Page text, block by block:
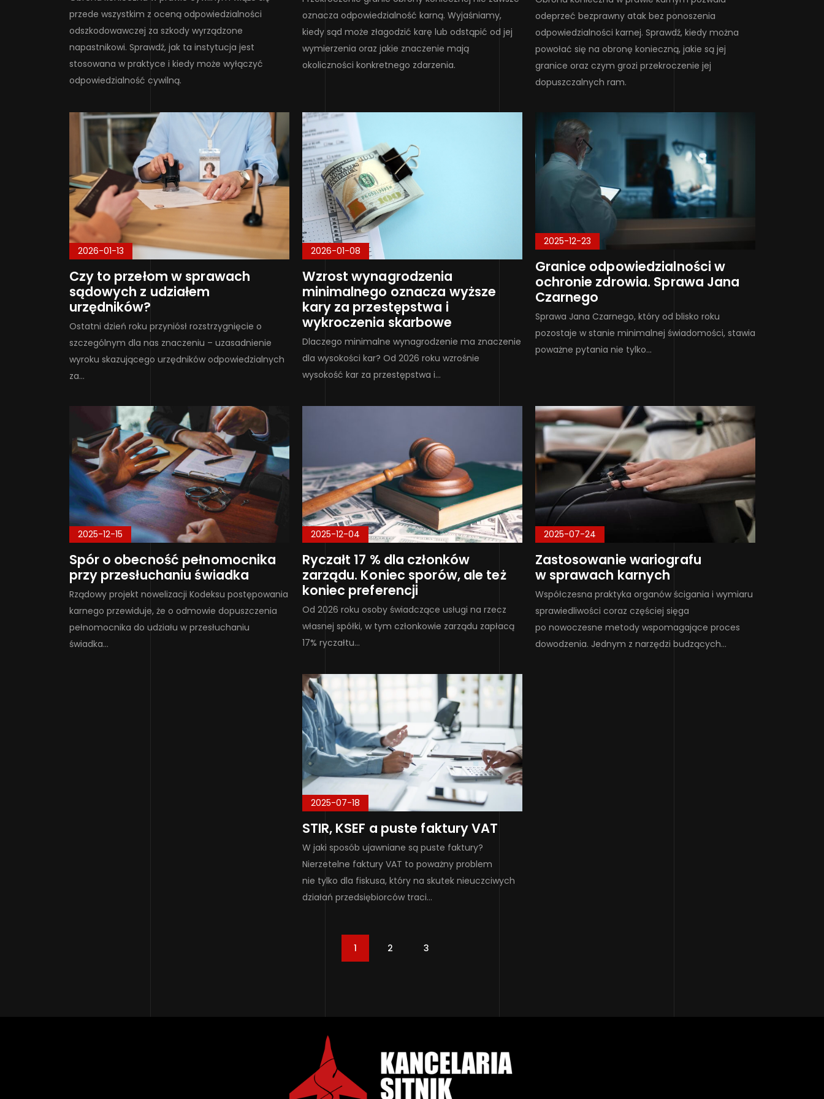
przede wszystkim z oceną odpowiedzialności
odszkodowawczej za szkody wyrządzone
napastnikowi. Sprawdź, jak ta instytucja jest
stosowana w praktyce i kiedy może wyłączyć
odpowiedzialność cywilną.
oznacza odpowiedzialność karną. Wyjaśniamy,
kiedy sąd może złagodzić karę lub odstąpić od jej
wymierzenia oraz jakie znaczenie mają
okoliczności konkretnego zdarzenia.
odeprzeć bezprawny atak bez ponoszenia
odpowiedzialności karnej. Sprawdź, kiedy można
powołać się na obronę konieczną, jakie są jej
granice oraz czym grozi przekroczenie jej
dopuszczalnych ram.
2026-01-13
Czy to przełom w sprawach
sądowych z udziałem
urzędników?
Ostatni dzień roku przyniósł rozstrzygnięcie o
szczególnym dla nas znaczeniu – uzasadnienie
wyroku skazującego urzędników odpowiedzialnych
za…
2026-01-08
Wzrost wynagrodzenia
minimalnego oznacza wyższe
kary za przestępstwa i
wykroczenia skarbowe
Dlaczego minimalne wynagrodzenie ma znaczenie
dla wysokości kar? Od 2026 roku wzrośnie
wysokość kar za przestępstwa i…
2025-12-23
Granice odpowiedzialności w
ochronie zdrowia. Sprawa Jana
Czarnego
Sprawa Jana Czarnego, który od blisko roku
pozostaje w stanie minimalnej świadomości, stawia
poważne pytania nie tylko…
2025-12-15
Spór o obecność pełnomocnika
przy przesłuchaniu świadka
Rządowy projekt nowelizacji Kodeksu postępowania
karnego przewiduje, że o odmowie dopuszczenia
pełnomocnika do udziału w przesłuchaniu
świadka…
2025-12-04
Ryczałt 17 % dla członków
zarządu. Koniec sporów, ale też
koniec preferencji
Od 2026 roku osoby świadczące usługi na rzecz
własnej spółki, w tym członkowie zarządu zapłacą
17% ryczałtu…
2025-07-24
Zastosowanie wariografu
w sprawach karnych
Współczesna praktyka organów ścigania i wymiaru
sprawiedliwości coraz częściej sięga
po nowoczesne metody wspomagające proces
dowodzenia. Jednym z narzędzi budzących…
2025-07-18
STIR, KSEF a puste faktury VAT
W jaki sposób ujawniane są puste faktury?
Nierzetelne faktury VAT to poważny problem
nie tylko dla fiskusa, który na skutek nieuczciwych
działań przedsiębiorców traci…
1 2 3